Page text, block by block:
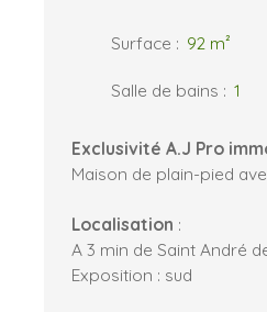
Surface : 92 m²
Salle de bains : 1
Exclusivité A.J Pro
Maison de plain-pied
Localisation :
A 3 min de Saint André
Exposition : sud